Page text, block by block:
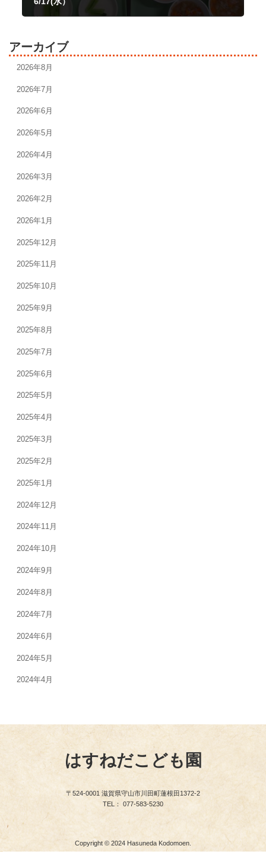
アーカイブ
2026年8月
2026年7月
2026年6月
2026年5月
2026年4月
2026年3月
2026年2月
2026年1月
2025年12月
2025年11月
2025年10月
2025年9月
2025年8月
2025年7月
2025年6月
2025年5月
2025年4月
2025年3月
2025年2月
2025年1月
2024年12月
2024年11月
2024年10月
2024年9月
2024年8月
2024年7月
2024年6月
2024年5月
2024年4月
はすねだこども園
〒524-0001 滋賀県守山市川田町蓮根田1372-2
TEL： 077-583-5230
Copyright © 2024 Hasuneda Kodomoen.